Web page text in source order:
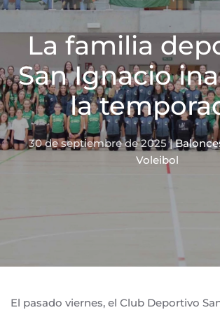
La familia
San Ignacio
la
30 de septiembre de 2025|
Voleibol
El pasado viernes, el Club Deportivo